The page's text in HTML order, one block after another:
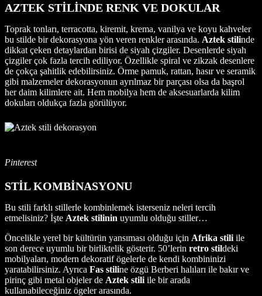
AZTEK STİLİNDE RENK VE DOKULAR
Toprak tonları, terracotta, kiremit, krema, vanilya ve koyu kahveler
bu stilde bir dekorasyona yön veren renkler arasında. Aztek stilinde
dikkat çeken detaylardan birisi de siyah çizgiler. Desenlerde siyah
çizgiler çok fazla tercih ediliyor. Özellikle spiral ve zikzak desenlere
de çokça şahitlik edebilirsiniz. Örme pamuk, rattan, hasır ve seramik
gibi malzemeler dekorasyonun ayrılmaz bir parçası olsa da başrol
her daim kilimlere ait. Hem mobilya hem de aksesuarlarda kilim
dokuları oldukça fazla görülüyor.
Pinterest
STİL KOMBİNASYONU
Bu stili farklı stillerle kombinlemek isterseniz neleri tercih
etmelisiniz? İşte Aztek stilinin uyumlu olduğu stiller…
Öncelikle yerel bir kültürün yansıması olduğu için Afrika stili ile
son derece uyumlu bir birliktelik gösterir. 50’lerin retro stildeki
mobilyaları, modern dekoratif ögelerle de kendi kombininizi
yaratabilirsiniz. Ayrıca Fas stiline özgü Berberi halıları ile bakır ve
pirinç gibi metal objeler de Aztek stili ile bir arada
kullanabileceğiniz ögeler arasında.